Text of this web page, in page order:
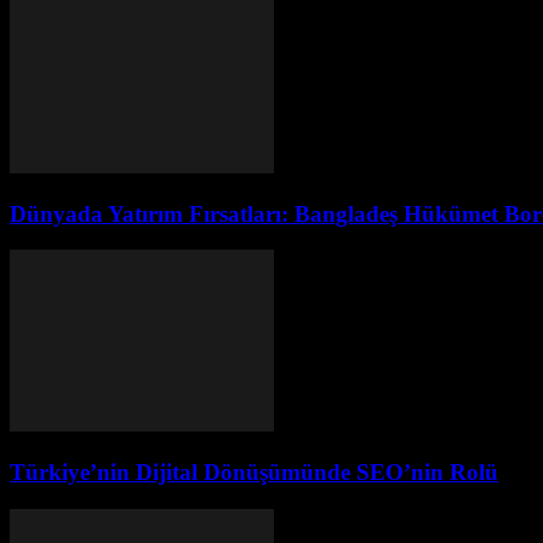
Dünyada Yatırım Fırsatları: Bangladeş Hükümet
Türkiye’nin Dijital Dönüşümünde SEO’nin Rolü